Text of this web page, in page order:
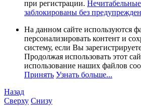
при регистрации.
заблокированы без
На данном сайте используются
персонализировать контент и
систему, если Вы
Продолжая использовать этот
использование наших файлов
Принять Узнать больше...
Назад
Сверху Снизу